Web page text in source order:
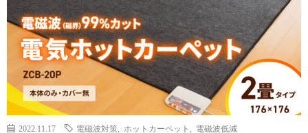
2022.11.17 電磁波対策 ホットカーペット 電磁波低減